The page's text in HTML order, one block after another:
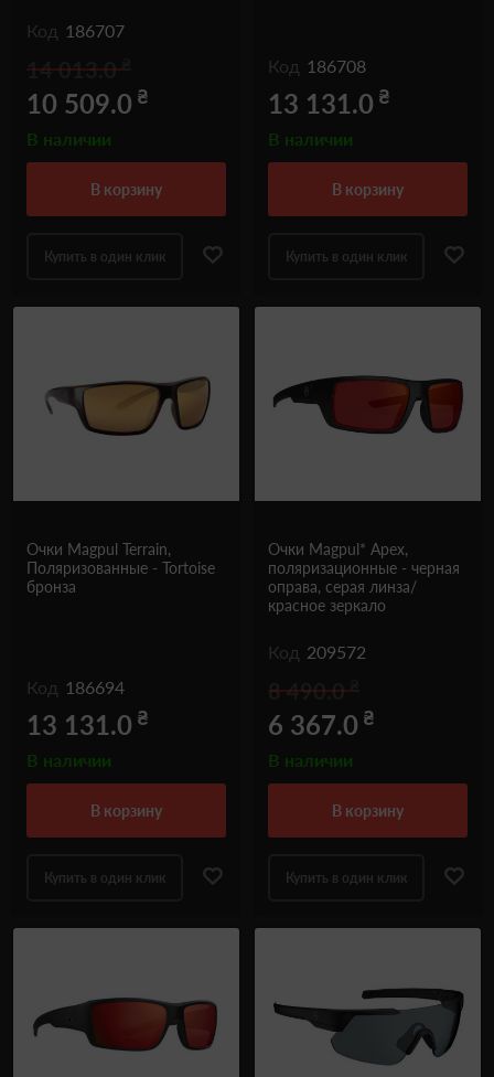
Код 186707
14 013.0
10 509.0 ₴
В наличии
в корзину
Купить в один клик
Код 186708
13 131.0 ₴
В наличии
в корзину
Купить в один клик
Очки Magpul Terrain,
Поляризованные - Tortoise
бронза
Код 186694
13 131.0 ₴
В наличии
в корзину
Купить в один клик
Очки Magpul* Apex,
поляризационные - черная
оправа, серая линза/
красное зеркало
Код 209572
8 490.0
6 367.0 ₴
В наличии
в корзину
Купить в один клик